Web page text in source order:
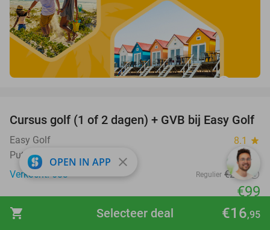
shopping_cart €16,95
Selecteer deal
60%
Cursus golf (1 of 2 dagen) + GVB bij Easy Golf
Easy Golf 8.1 star
Putten (+14 locaties) (9 km)
Verkocht: 683
Regulier €249
€99
favorite_border
OPEN IN APP close